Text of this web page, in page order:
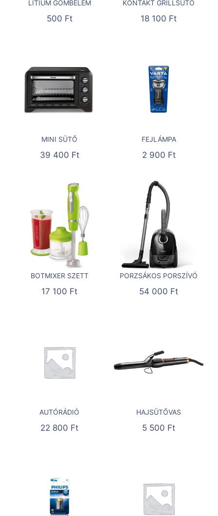
LÍTIUM GOMBELEM
500 Ft
KONTAKT GRILLSÜTŐ
18 100 Ft
MINI SÜTŐ
39 400 Ft
FEJLÁMPA
2 900 Ft
BOTMIXER SZETT
17 100 Ft
PORZSÁKOS PORSZÍVÓ
54 000 Ft
AUTÓRÁDIÓ
22 800 Ft
HAJSÜTŐVAS
5 500 Ft